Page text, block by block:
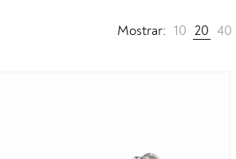
Mostrar: 10 20 40